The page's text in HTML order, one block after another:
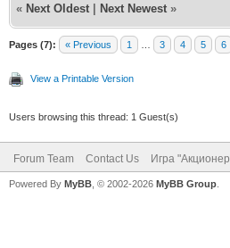
« Next Oldest Next Newest »
Pages (7): « Previous 1 3 4 5 6
View a Printable Version
Users browsing this thread: 1 Guest(s)
Forum Team Contact Us Игра
Powered By MyBB , © 2002-2026 MyBB Group